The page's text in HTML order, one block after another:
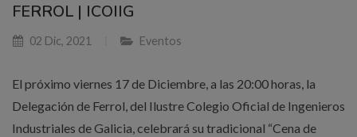
FERROL | ICOIIG
02 Dic, 2021 Eventos
El próximo viernes 17 de Diciembre, a las 20:00 horas, la
Delegación de Ferrol, del Ilustre Colegio Oficial de Ingenieros
Industriales de Galicia, celebrará su tradicional “Cena de